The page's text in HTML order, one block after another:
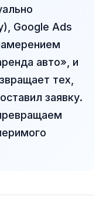
Google Ads
авто», и
тех,
заявку.